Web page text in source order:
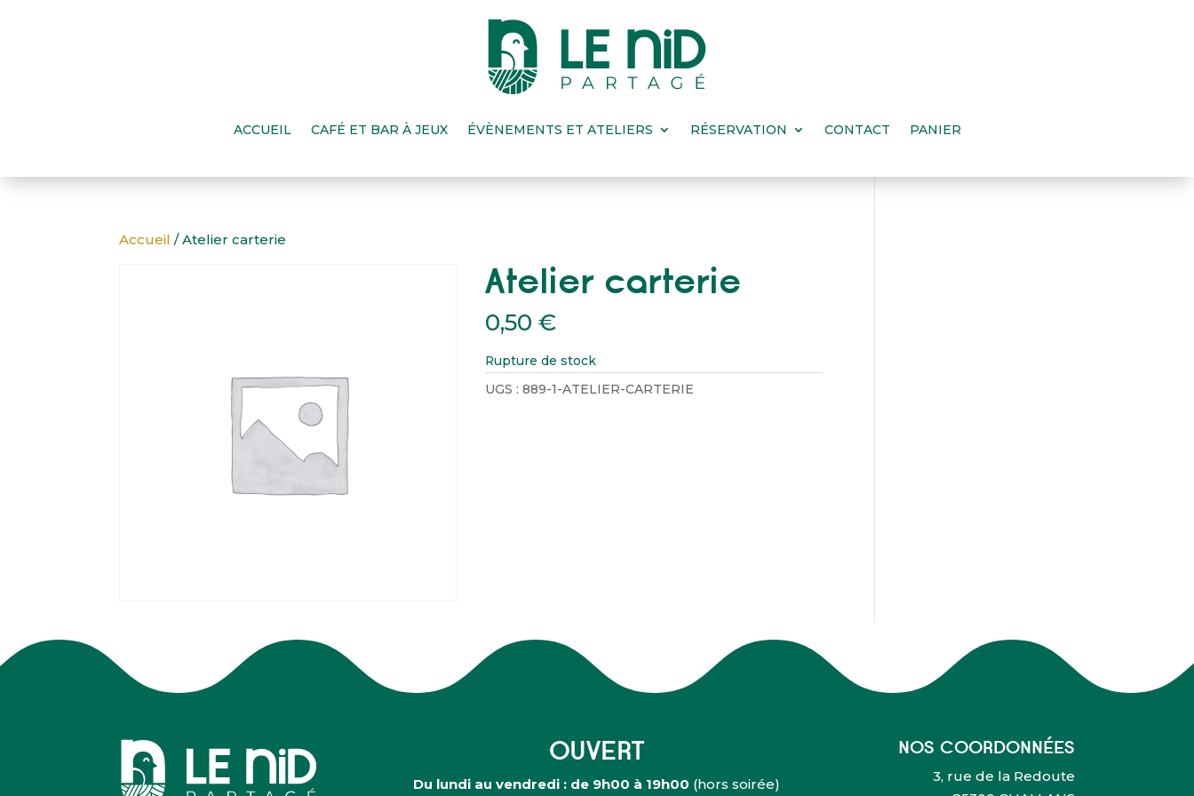
ACCUEIL CAFÉ ET BAR À JEUX ÉVÈNEMENTS ET ATELIERS RÉSERVATION CONTACT PANIER
Accueil / Atelier carterie
Atelier carterie
0,50€
Rupture de stock
UGS :889-1-ATELIER-CARTERIE
OUVERT
Du lundi au vendredi : de 9h00 à 19h00 (hors soirée)
NOS COORDONNÉES
3, rue de la Redoute